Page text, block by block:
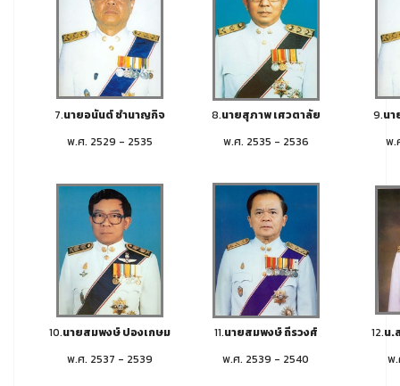
7.นายอนันต์ ชำนาญกิจ 8.นายสุภาพ เศวตาลัย 9.น
พ.ศ. 2529 - 2535
พ.ศ. 2535 - 2536 พ.
10.นายสมพงษ์ ปองเกษม 11.นายสมพงษ์ ถีรวงศ์ 12.น.
พ.ศ. 2537 - 2539
พ.ศ. 2539 - 2540 พ.